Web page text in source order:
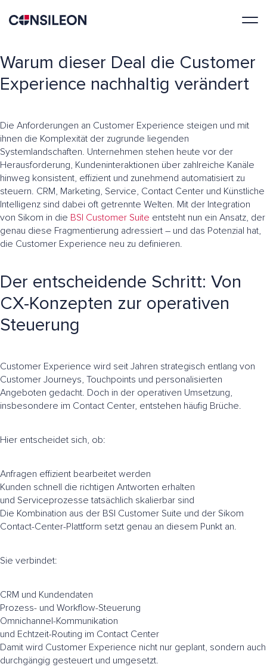
Warum dieser Deal die Customer
Experience nachhaltig verändert
Die Anforderungen an Customer Experience steigen und mit
ihnen die Komplexität der zugrunde liegenden
Systemlandschaften. Unternehmen stehen heute vor der
Herausforderung, Kundeninteraktionen über zahlreiche Kanäle
hinweg konsistent, effizient und zunehmend automatisiert zu
steuern. CRM, Marketing, Service, Contact Center und Künstliche
Intelligenz sind dabei oft getrennte Welten. Mit der Integration
von Sikom in die BSI Customer Suite entsteht nun ein Ansatz, der
genau diese Fragmentierung adressiert – und das Potenzial hat,
die Customer Experience neu zu definieren.
Der entscheidende Schritt: Von
CX-Konzepten zur operativen
Steuerung
Customer Experience wird seit Jahren strategisch entlang von
Customer Journeys, Touchpoints und personalisierten
Angeboten gedacht. Doch in der operativen Umsetzung,
insbesondere im Contact Center, entstehen häufig Brüche.
Hier entscheidet sich, ob:
Anfragen effizient bearbeitet werden
Kunden schnell die richtigen Antworten erhalten
und Serviceprozesse tatsächlich skalierbar sind
Die Kombination aus der BSI Customer Suite und der Sikom
Contact-Center-Plattform setzt genau an diesem Punkt an.
Sie verbindet:
CRM und Kundendaten
Prozess- und Workflow-Steuerung
Omnichannel-Kommunikation
und Echtzeit-Routing im Contact Center
Damit wird Customer Experience nicht nur geplant, sondern auch
durchgängig gesteuert und umgesetzt.